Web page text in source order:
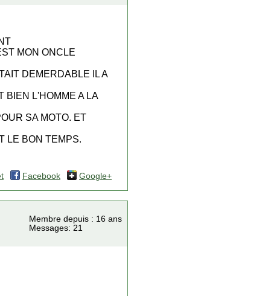
MON ONCLE
DEMERDABLE IL A
BIEN L'HOMME A LA
SA MOTO. ET
LE BON TEMPS.
Facebook Google+
Membre depuis : 16 ans
Messages: 21